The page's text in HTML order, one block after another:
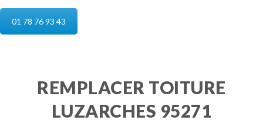
01 78 76 93 43
REMPLACER TOITURE
LUZARCHES 95271